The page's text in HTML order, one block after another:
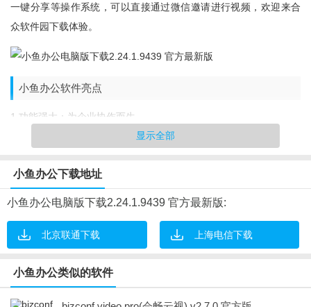
一键分享等操作系统，可以直接通过微信邀请进行视频，欢迎来合
众软件园下载体验。
小鱼办公软件亮点
1.功能强大：为企业协作而生
4.硬件创新：一体化设计
小鱼办公软件特色
1.极简部署快捷开会无需IT保障
2.进入云会议室，开始多方视频会议
3.安全保障：银行级加密
显示全部
小鱼办公下载地址
小鱼办公电脑版下载2.24.1.9439 官方最新版:
北京联通下载 上海电信下载
小鱼办公类似的软件